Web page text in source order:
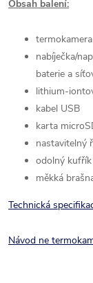
Obsah balení:
nabíječka/
baterie a
lithium-
kabel USB
karta
nastavitelný
odolný kufřík
měkká
Technická
Návod ne